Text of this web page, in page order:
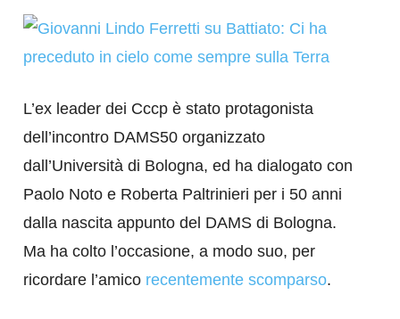
L’ex leader dei Cccp è stato protagonista
dell’incontro DAMS50 organizzato
dall’Università di Bologna, ed ha dialogato con
Paolo Noto e Roberta Paltrinieri per i 50 anni
dalla nascita appunto del DAMS di Bologna.
Ma ha colto l’occasione, a modo suo, per
ricordare l’amico recentemente scomparso.